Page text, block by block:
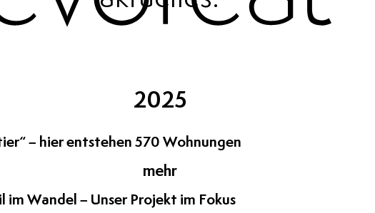
2025
– hier entstehen 570 Wohnungen
mehr
Wandel – Unser Projekt im Fokus